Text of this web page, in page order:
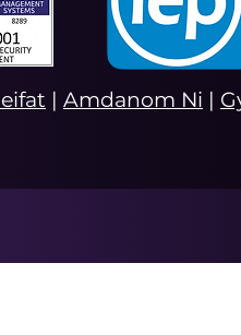
| Amdanom Ni |